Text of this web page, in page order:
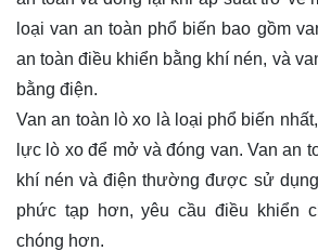
loại van an toàn phổ biến bao gồm
an toàn điều khiển bằng khí nén, và
bằng điện.
Van an toàn lò xo là loại phổ biến
lực lò xo để mở và đóng van. Van an
khí nén và điện thường được sử
phức tạp hơn, yêu cầu điều khiển
chóng hơn.